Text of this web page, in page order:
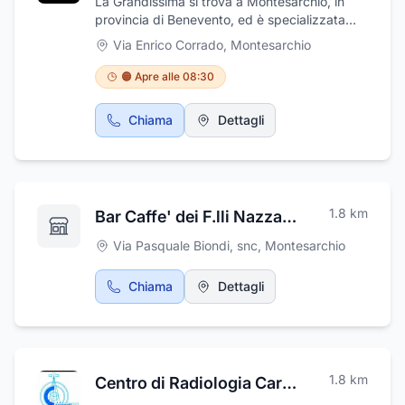
provincia di Benevento, ed è specializzata
nella vendita di stufe, stufe a pellet, stufe
elettriche e barbecue, caldaie a pellet, a
legna, fumarie per stufe e tanto altro ancora.
Effettuiamo manutenzione di stufe a pellet. Vi
aspetta il personale altamente qualificato!
Via Enrico Corrado, Montesarchio
🟠 Apre alle 08:30
Chiama Dettagli
Bar Caffe' dei F.lli Nazzaro Carmelo e Fabio S.n.c. 1.8 km
Via Pasquale Biondi, snc, Montesarchio
Chiama Dettagli
Centro di Radiologia Carpinelli 1.8 km